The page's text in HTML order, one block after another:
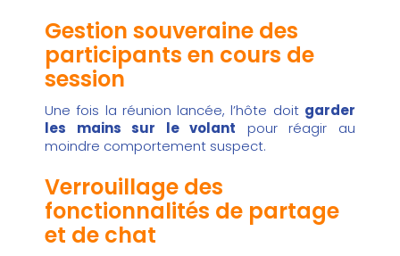
Gestion souveraine des
participants en cours de
session
Une fois la réunion lancée, l’hôte doit garder
les mains sur le volant pour réagir au
moindre comportement suspect.
Verrouillage des
fonctionnalités de partage
et de chat